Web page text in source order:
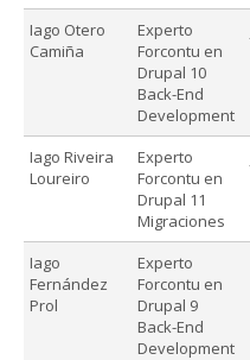
Iago Otero
Camiña
Experto
Forcontu en
Drupal 10
Back-End
Development
Iago Riveira
Loureiro
Experto
Forcontu en
Drupal 11
Migraciones
Iago
Fernández
Prol
Experto
Forcontu en
Drupal 9
Back-End
Development